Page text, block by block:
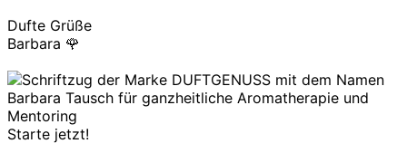
Dufte Grüße
Barbara 🌹
Starte jetzt!